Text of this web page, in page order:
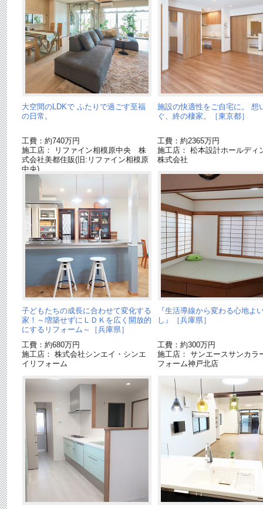
大空間のLDKで ふたりで過ごす至福
の日常。
工費：約740万円
施工店： リファイン相模原中央 株
式会社美都住販(旧:リファイン相模原
中央)
施設の快適性をご自宅に。 想
ぐ、終の棲家。［東京都］
工費：約2365万円
施工店： 松本設計ホールディ
株式会社
子どもたちの成長に合わせて変化する
家！～増築せずにＬＤＫを広く開放的
にするリフォーム～［兵庫県］
工費：約680万円
施工店： 株式会社シンエイ・シンエ
イリフォーム
『生活導線から変わる心地よ
し』［兵庫県］
工費：約300万円
施工店： サンエースサンカラ
フォーム神戸北店